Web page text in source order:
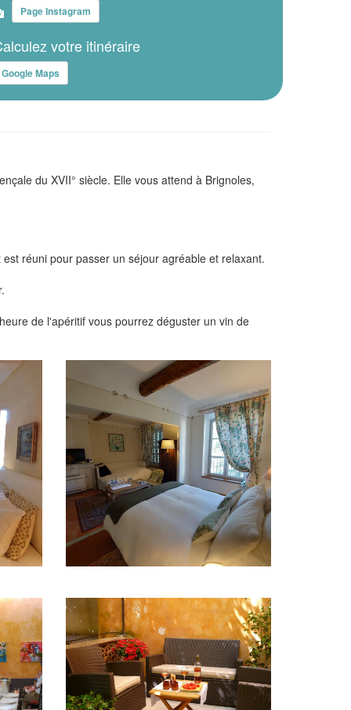
Page Instagram
votre itinéraire
Google Maps
du XVII° siècle. Elle vous attend à Brignoles,
réuni pour passer un séjour agréable et relaxant.
de l'apéritif vous pourrez déguster un vin de